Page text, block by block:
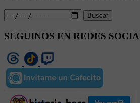
Buscar
SEGUINOS EN REDES